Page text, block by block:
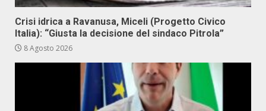
Crisi idrica a Ravanusa, Miceli (Progetto Civico
Italia): “Giusta la decisione del sindaco Pitrola”
8 Agosto 2026